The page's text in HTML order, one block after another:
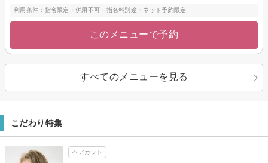
利用条件：指名限定・併用不可・指名料別途・ネット予約限定
このメニューで予約
すべてのメニューを見る
こだわり特集
ヘアカット